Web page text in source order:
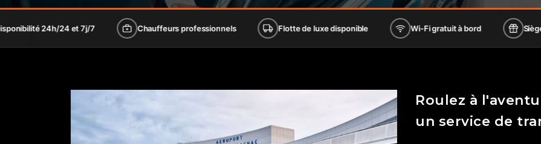
24 et 7j/7 Chauffeurs professionnels Flotte de luxe disponible Wi-Fi gratuit à bord Siège bébé et
Roulez à
un service de